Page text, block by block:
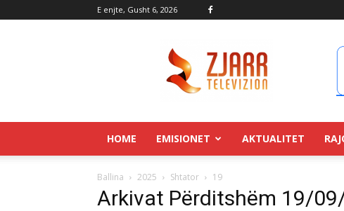
E enjte, Gusht 6, 2026
HOME EMISIONET AKTUALITET
Ballina 2025 Shtator 19
Arkivat Përditshëm 19/